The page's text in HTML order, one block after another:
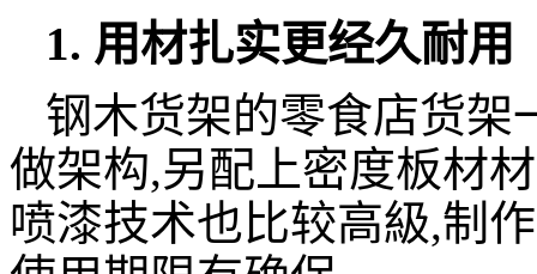
1. 用材扎实更经久耐用
钢木货架的零食店货架
做架构,另配上密度板材
喷漆技术也比较高級,制